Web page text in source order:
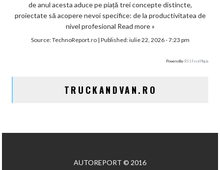
de anul acesta aduce pe piață trei concepte distincte,
proiectate să acopere nevoi specifice: de la productivitatea de
nivel profesional Read more »
Source:TechnoReport.ro| Published:iulie 22, 2026 - 7:23 pm
Powered by RSS Feed Plugin
TRUCKANDVAN.RO
AUTOREPORT © 2016